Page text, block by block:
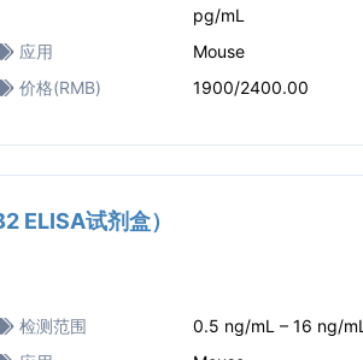
pg/mL
应用
Mouse
价格(RMB) 1900/2400.00
ELISA试剂盒）
检测范围
0.5 ng/mL – 16 ng/mL